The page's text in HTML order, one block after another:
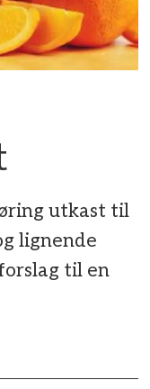
utkast til
lignende
til en